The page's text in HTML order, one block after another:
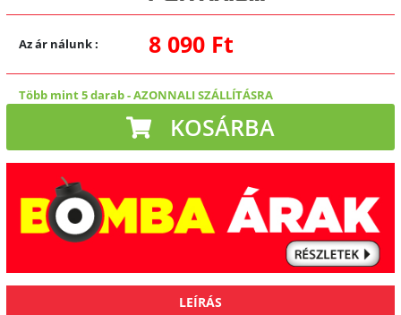
Az ár nálunk: 8 090 Ft
Több mint 5 darab-AZONNALI SZÁLLÍTÁSRA
KOSÁRBA
LEÍRÁS